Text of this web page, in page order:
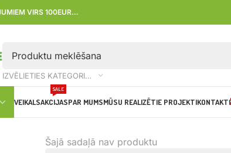
VIRS 100EUR…
IZVĒLIETIES KATEGORIJU
VEIKALSAKCIJAS
SALE
PAR MUMSMŪSU REALIZĒTIE PROJEKTIKONTAKTI
Šajā sadaļā nav produktu